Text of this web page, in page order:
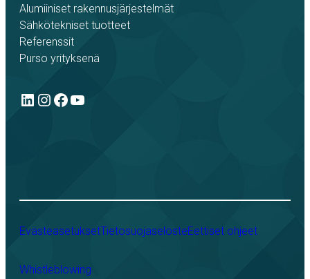
Alumiiniset rakennusjärjestelmät
Sähkötekniset tuotteet
Referenssit
Purso yrityksenä
LinkedIn
Instagram
Facebook
YouTube
EvästeasetuksetTietosuojaselosteEettiset ohjeet
Whistleblowing